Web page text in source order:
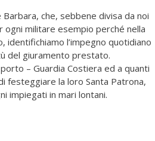
che, sebbene divisa da noi
militare esempio perché nella
identifichiamo l’impegno quotidiano
del giuramento prestato.
– Guardia Costiera ed a quanti
festeggiare la loro Santa Patrona,
impiegati in mari lontani.